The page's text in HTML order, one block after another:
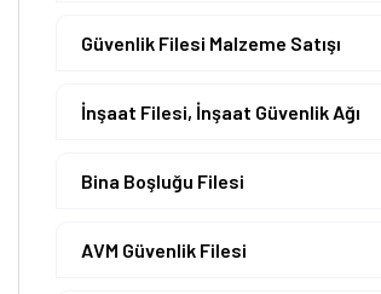
Güvenlik Filesi Malzeme Satışı
İnşaat Filesi, İnşaat Güvenlik Ağı
Bina Boşluğu Filesi
AVM Güvenlik Filesi